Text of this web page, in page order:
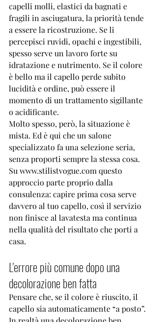
capelli molli, elastici da bagnati e
fragili in asciugatura, la priorità tende
a essere la ricostruzione. Se li
percepisci ruvidi, opachi e ingestibili,
spesso serve un lavoro forte su
idratazione e nutrimento. Se il colore
è bello ma il capello perde subito
lucidità e ordine, può essere il
momento di un trattamento sigillante
o acidificante.
Molto spesso, però, la situazione è
mista. Ed è qui che un salone
specializzato fa una selezione seria,
senza proporti sempre la stessa cosa.
Su www.stilistvogue.com questo
approccio parte proprio dalla
consulenza: capire prima cosa serve
davvero al tuo capello, così il servizio
non finisce al lavatesta ma continua
nella qualità del risultato che porti a
casa.
L'errore più comune dopo una
decolorazione ben fatta
Pensare che, se il colore è riuscito, il
capello sia automaticamente “a posto”.